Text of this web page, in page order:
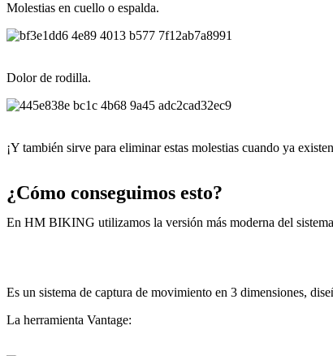
Molestias en cuello o espalda.
Dolor de rodilla.
¡Y también sirve para eliminar estas molestias cuando ya
¿Cómo conseguimos esto?
En HM BIKING utilizamos la versión más moderna del
Es un sistema de captura de movimiento en 3 dimensiones,
La herramienta Vantage: